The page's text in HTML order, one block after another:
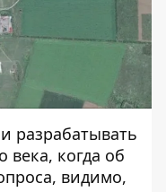
разрабатывать
века, когда об
видимо,